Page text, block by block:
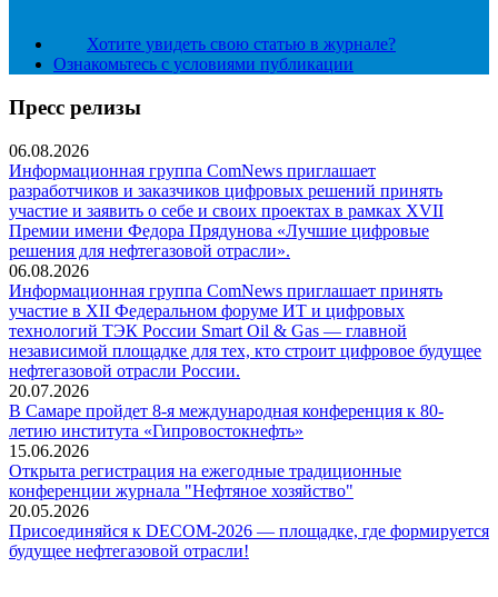
Хотите увидеть свою статью в журнале?
Ознакомьтесь с условиями публикации
Пресс релизы
06.08.2026
Информационная группа ComNews приглашает
разработчиков и заказчиков цифровых решений принять
участие и заявить о себе и своих проектах в рамках XVII
Премии имени Федора Прядунова «Лучшие цифровые
решения для нефтегазовой отрасли».
06.08.2026
Информационная группа ComNews приглашает принять
участие в XII Федеральном форуме ИТ и цифровых
технологий ТЭК России Smart Oil & Gas — главной
независимой площадке для тех, кто строит цифровое будущее
нефтегазовой отрасли России.
20.07.2026
В Самаре пройдет 8-я международная конференция к 80-
летию института «Гипровостокнефть»
15.06.2026
Открыта регистрация на ежегодные традиционные
конференции журнала "Нефтяное хозяйство"
20.05.2026
Присоединяйся к DECOM-2026 — площадке, где формируется
будущее нефтегазовой отрасли!